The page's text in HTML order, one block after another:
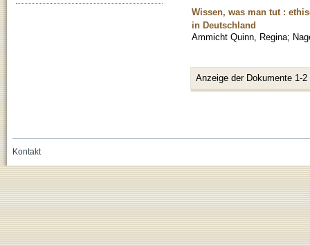
Wissen, was man tut :
in Deutschland
Ammicht Quinn, Regina;
Anzeige der Dokumente 1-2
Kontakt